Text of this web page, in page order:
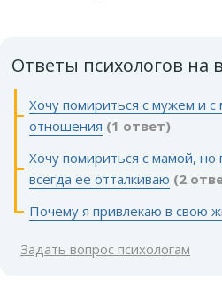
Ответы психологов на
Хочу помириться с мужем и с
отношения (1 ответ)
Хочу помириться с мамой, но
всегда ее отталкиваю (2
Почему я привлекаю в свою
Задать вопрос психологам